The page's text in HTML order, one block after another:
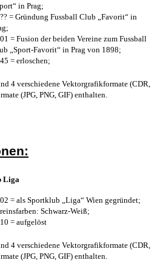
in Prag;
= Gründung Fussball Club „Favorit“ in
= Fusion der beiden Vereine zum Fussball
„Sport-Favorit“ in Prag von 1898;
= erloschen;
4 verschiedene Vektorgrafikformate (CDR,
(JPG, PNG, GIF) enthalten.
Liga
= als Sportklub „Liga“ Wien gegründet;
Schwarz-Weiß;
= aufgelöst
4 verschiedene Vektorgrafikformate (CDR,
(JPG, PNG, GIF) enthalten.